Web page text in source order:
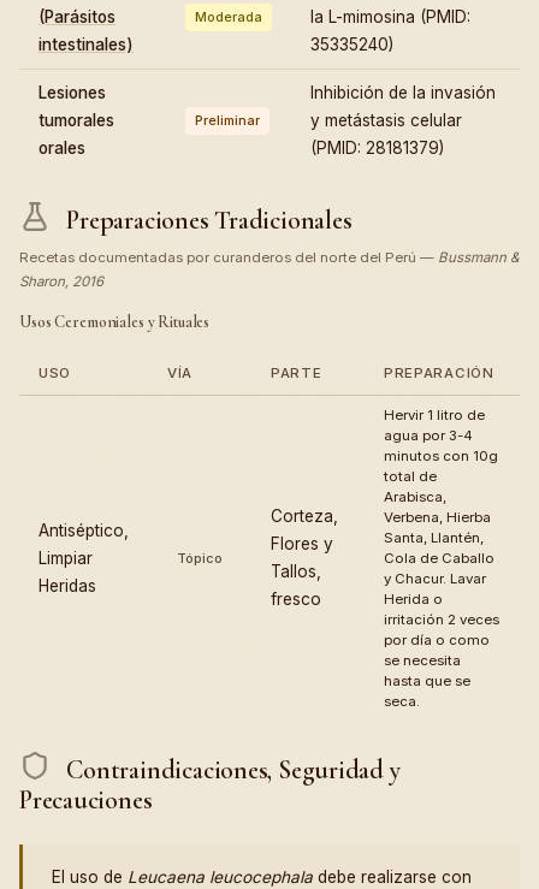
(Parásitos
intestinales)
Moderada
la L-mimosina (PMID:
35335240)
Lesiones
tumorales
orales
Preliminar
Inhibición de la invasión
y metástasis celular
(PMID: 28181379)
Preparaciones Tradicionales
Recetas documentadas por curanderos del norte del Perú — Bussmann &
Sharon, 2016
Usos Ceremoniales y Rituales
USO VÍA PARTE PREPARACIÓN
Antiséptico,
Limpiar
Heridas
Tópico
Corteza,
Flores y
Tallos,
fresco
Hervir 1 litro de
agua por 3-4
minutos con 10g
total de
Arabisca,
Verbena, Hierba
Santa, Llantén,
Cola de Caballo
y Chacur. Lavar
Herida o
irritación 2 veces
por día o como
se necesita
hasta que se
seca.
Contraindicaciones, Seguridad y
Precauciones
El uso de Leucaena leucocephala debe realizarse con